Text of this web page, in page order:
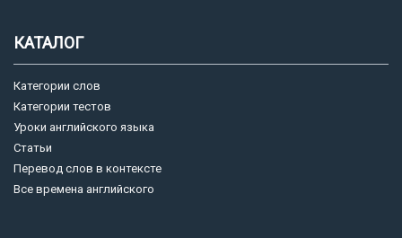
КАТАЛОГ
Категории слов
Категории тестов
Уроки английского языка
Статьи
Перевод слов в контексте
Все времена английского